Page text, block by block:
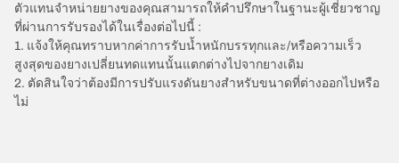
ตัวแทนจำหน่ายยางของคุณสามารถให้คำปรึกษาในฐานะผู้เชี่ยวชาญ
ที่ผ่านการรับรองได้ในเรื่องต่อไปนี้ :
1. แจ้งให้คุณทราบหากค่าการรับน้ำหนักบรรทุกและ/หรือความเร็ว
สูงสุดของยางเปลี่ยนทดแทนนั้นแตกต่างไปจากยางเดิม
2. ตัดสินใจว่าต้องมีการปรับแรงดันยางสำหรับขนาดที่ต่างออกไปหรือ
ไม่